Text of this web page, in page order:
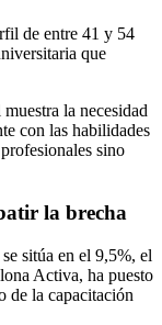
de entre 41 y 54
que
la necesidad
con las habilidades
sino
la brecha
sitúa en el 9,5%, el
Activa, ha puesto
de la capacitación